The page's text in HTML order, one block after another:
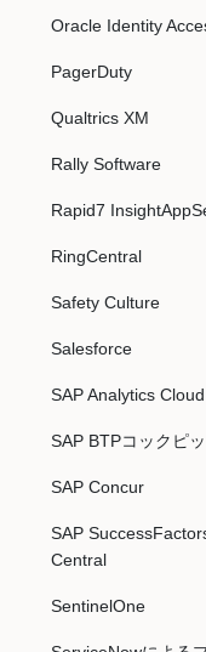
Oracle Identity
PagerDuty
Qualtrics XM
Rally Software
Rapid7
RingCentral
Safety Culture
Salesforce
SAP Analytics Cloud
SAP BTPコックピッ
SAP Concur
SAP
Central
SentinelOne